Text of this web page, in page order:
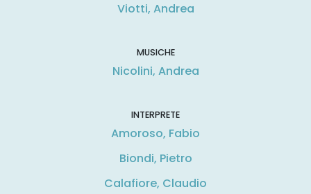
Viotti, Andrea
MUSICHE
Nicolini, Andrea
INTERPRETE
Amoroso, Fabio
Biondi, Pietro
Calafiore, Claudio